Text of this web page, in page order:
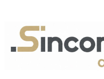
content